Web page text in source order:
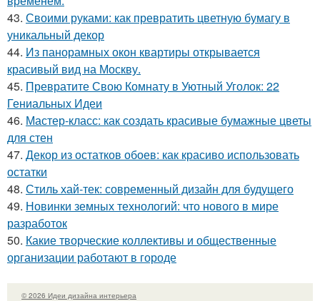
43. Своими руками: как превратить цветную бумагу в
уникальный декор
44. Из панорамных окон квартиры открывается
красивый вид на Москву.
45. Превратите Свою Комнату в Уютный Уголок: 22
Гениальных Идеи
46. Мастер-класс: как создать красивые бумажные цветы
для стен
47. Декор из остатков обоев: как красиво использовать
остатки
48. Стиль хай-тек: современный дизайн для будущего
49. Новинки земных технологий: что нового в мире
разработок
50. Какие творческие коллективы и общественные
организации работают в городе
© 2026 Идеи дизайна интерьера